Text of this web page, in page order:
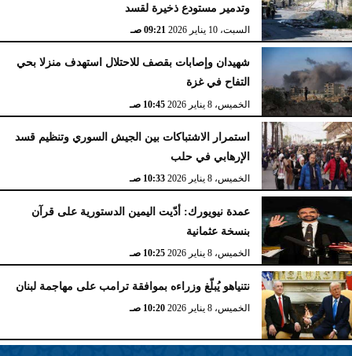
وتدمير مستودع ذخيرة لقسد
السبت، 10 يناير 2026 09:21 صـ
شهيدان وإصابات بقصف للاحتلال استهدف منزلا بحي
التفاح في غزة
الخميس، 8 يناير 2026 10:45 صـ
استمرار الاشتباكات بين الجيش السوري وتنظيم قسد
الإرهابي في حلب
الخميس، 8 يناير 2026 10:33 صـ
عمدة نيويورك: أدّيت اليمين الدستورية على قرآن
بنسخة عثمانية
الخميس، 8 يناير 2026 10:25 صـ
نتنياهو يُبلّغ وزراءه بموافقة ترامب على مهاجمة لبنان
الخميس، 8 يناير 2026 10:20 صـ